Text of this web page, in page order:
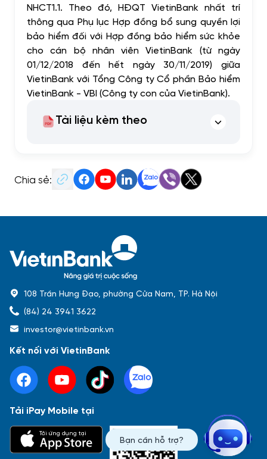
Báo cáo tài chính Thông tin giao dịch
NHCT1.1. Theo đó, HĐQT VietinBank nhất trí
thông qua Phụ lục Hợp đồng bổ sung quyền lợi
bảo hiểm đối với Hợp đồng bảo hiểm sức khỏe
cho cán bộ nhân viên VietinBank (từ ngày
01/12/2018 đến hết ngày 30/11/2019) giữa
VietinBank với Tổng Công ty Cổ phần Bảo hiểm
VietinBank - VBI (Công ty con của VietinBank).
Tài liệu kèm theo
Chia sẻ:
Bạn cần hỗ trợ?
108 Trần Hưng Đạo, phường Cửa Nam, TP. Hà Nội
(84) 24 3941 3622
investor@vietinbank.vn
Kết nối với VietinBank
Tải iPay Mobile tại
Tải ứng dụng tại